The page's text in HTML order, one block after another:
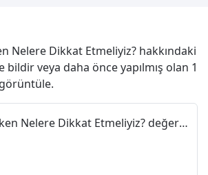
Nelere Dikkat Etmeliyiz? hakkındaki
veya daha önce yapılmış olan 1
Ev İnterneti Alırken Nelere Dikkat Etmeliyiz? değerlendirmeni paylaş